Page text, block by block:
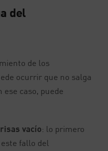
del
de los
ocurrir que no salga
caso, puede
vacío: lo primero
fallo del